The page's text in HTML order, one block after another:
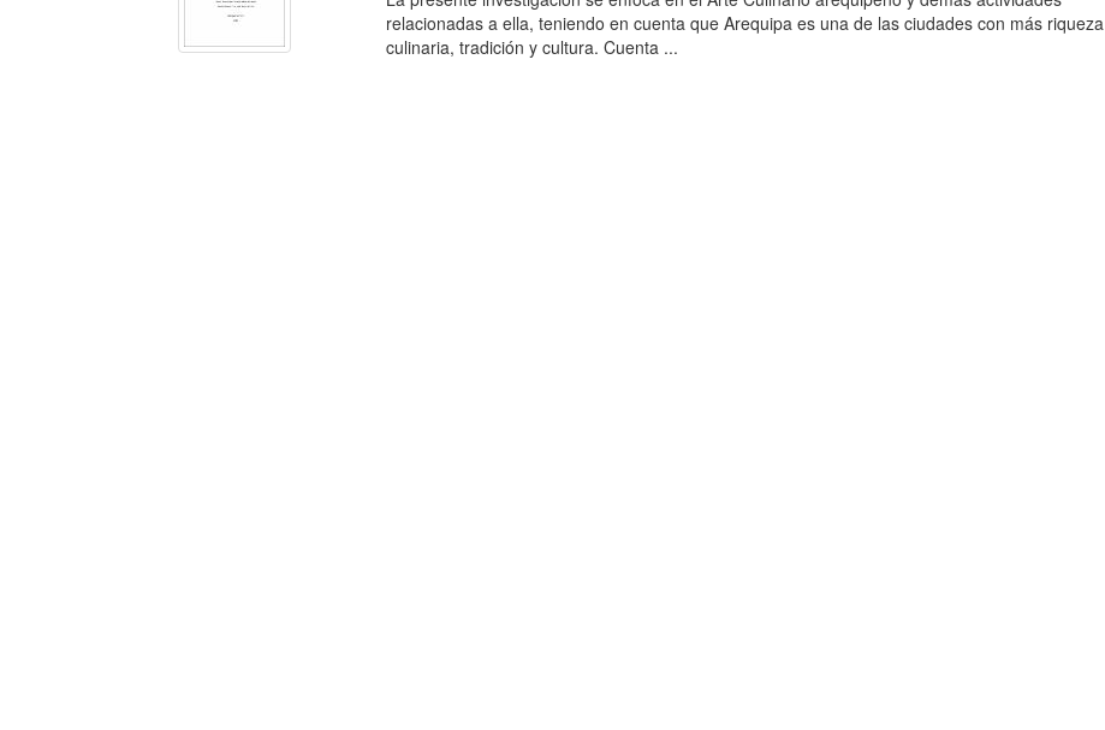
relacionadas a ella, teniendo en cuenta que Arequipa es una de las ciudades con más riqueza
culinaria, tradición y cultura. Cuenta ...